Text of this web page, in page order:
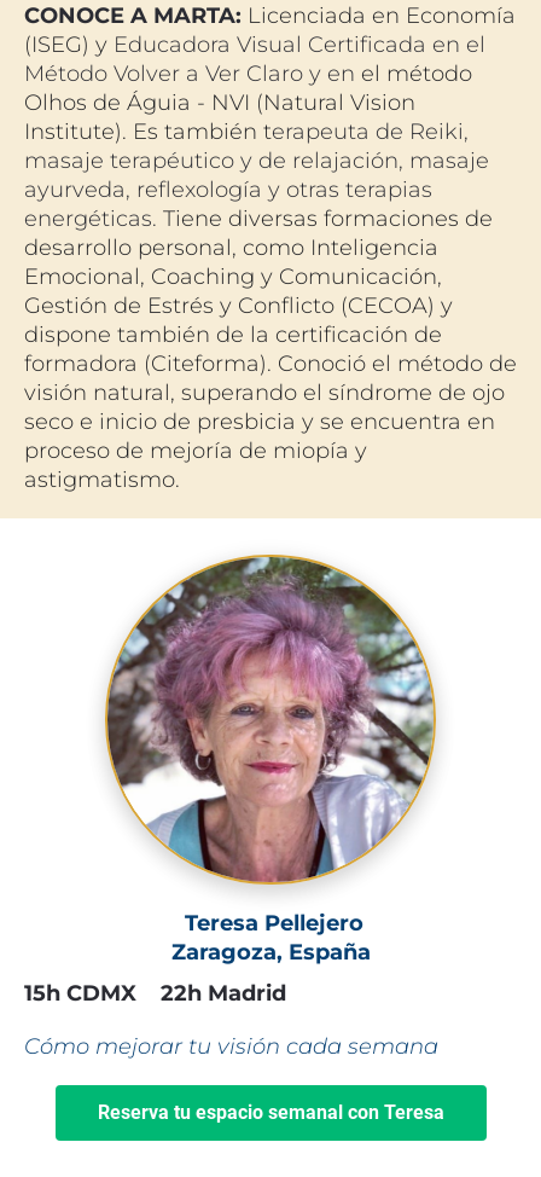
CONOCE A MARTA: Licenciada en Economía
(ISEG) y Educadora Visual Certificada en el
Método Volver a Ver Claro y en el método
Olhos de Águia - NVI (Natural Vision
Institute). Es también terapeuta de Reiki,
masaje terapéutico y de relajación, masaje
ayurveda, reflexología y otras terapias
energéticas. Tiene diversas formaciones de
desarrollo personal, como Inteligencia
Emocional, Coaching y Comunicación,
Gestión de Estrés y Conflicto (CECOA) y
dispone también de la certificación de
formadora (Citeforma). Conoció el método de
visión natural, superando el síndrome de ojo
seco e inicio de presbicia y se encuentra en
proceso de mejoría de miopía y
astigmatismo.
Teresa Pellejero
Zaragoza, España
15h CDMX    22h Madrid
Cómo mejorar tu visión cada semana
Reserva tu espacio semanal con Teresa